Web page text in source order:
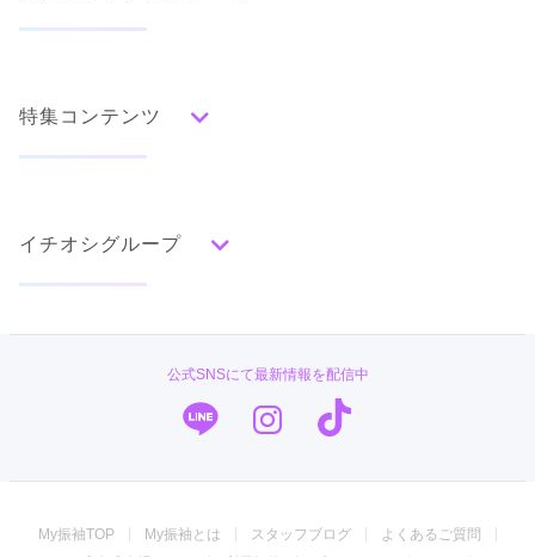
みんなの振袖ランキングトップ
色別ランキング
グレー
白
エレガント キュート クール
百合
橘 蝶 鶴 松竹梅 扇面 車 華籠
口コミから探す
特集コンテンツ
ママ振特集
個性的振袖コーディネート特集
成人式レポート
振袖ブランド特集
イチオシグループ
ジョイフル恵利
公式SNSにて最新情報を配信中
My振袖TOP My振袖とは スタッフブログ
よくあるご質問